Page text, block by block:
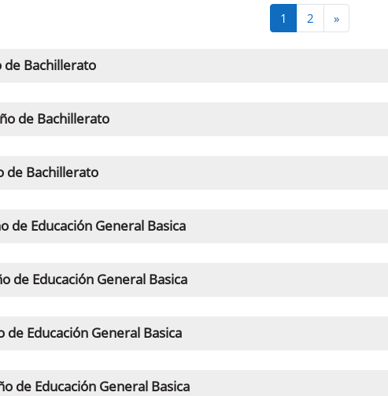
1 Página 1
2Página 2
»Página
de Bachillerato
de Bachillerato
de Bachillerato
de Educación General Basica
de Educación General Basica
de Educación General Basica
de Educación General Basica